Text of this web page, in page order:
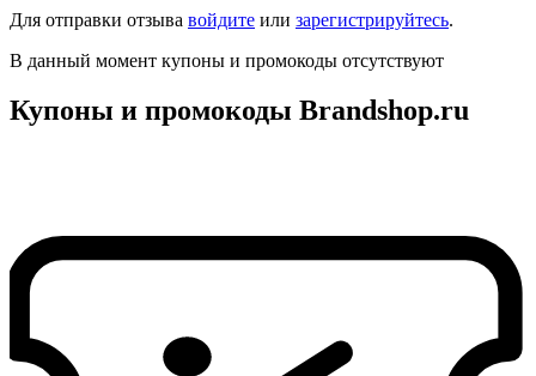
Для отправки отзыва войдите или зарегистрируйтесь.
В данный момент купоны и промокоды отсутствуют
Купоны и промокоды Brandshop.ru